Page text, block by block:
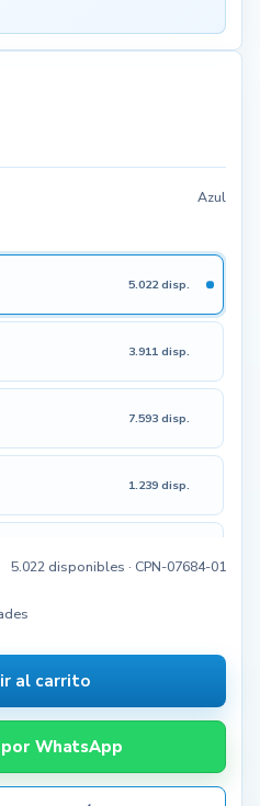
Azul
5.022 disp.
3.911 disp.
7.593 disp.
1.239 disp.
5.022 disponibles · CPN-07684-01
al carrito
WhatsApp